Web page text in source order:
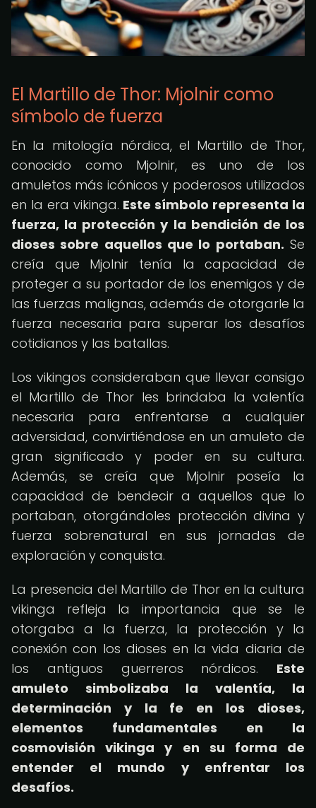
El Martillo de Thor: Mjolnir como
símbolo de fuerza
En la mitología nórdica, el Martillo de Thor,
conocido como Mjolnir, es uno de los
amuletos más icónicos y poderosos utilizados
en la era vikinga. Este símbolo representa la
fuerza, la protección y la bendición de los
dioses sobre aquellos que lo portaban. Se
creía que Mjolnir tenía la capacidad de
proteger a su portador de los enemigos y de
las fuerzas malignas, además de otorgarle la
fuerza necesaria para superar los desafíos
cotidianos y las batallas.
Los vikingos consideraban que llevar consigo
el Martillo de Thor les brindaba la valentía
necesaria para enfrentarse a cualquier
adversidad, convirtiéndose en un amuleto de
gran significado y poder en su cultura.
Además, se creía que Mjolnir poseía la
capacidad de bendecir a aquellos que lo
portaban, otorgándoles protección divina y
fuerza sobrenatural en sus jornadas de
exploración y conquista.
La presencia del Martillo de Thor en la cultura
vikinga refleja la importancia que se le
otorgaba a la fuerza, la protección y la
conexión con los dioses en la vida diaria de
los antiguos guerreros nórdicos. Este
amuleto simbolizaba la valentía, la
determinación y la fe en los dioses,
elementos fundamentales en la
cosmovisión vikinga y en su forma de
entender el mundo y enfrentar los
desafíos.